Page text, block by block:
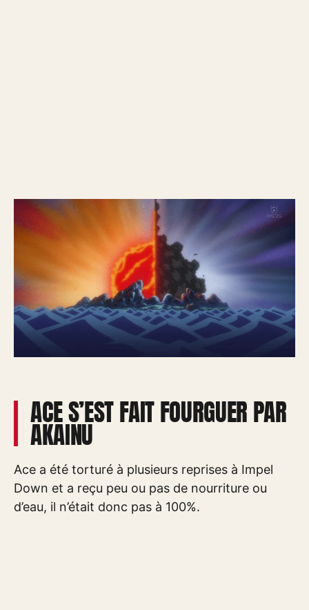
ACE S’EST FAIT FOURGUER PAR
AKAINU
Ace a été torturé à plusieurs reprises à Impel
Down et a reçu peu ou pas de nourriture ou
d’eau, il n’était donc pas à 100%.